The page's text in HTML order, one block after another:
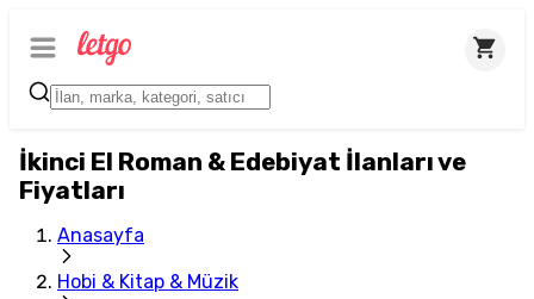
İkinci El Roman & Edebiyat İlanları ve
Fiyatları
Anasayfa
Hobi & Kitap & Müzik